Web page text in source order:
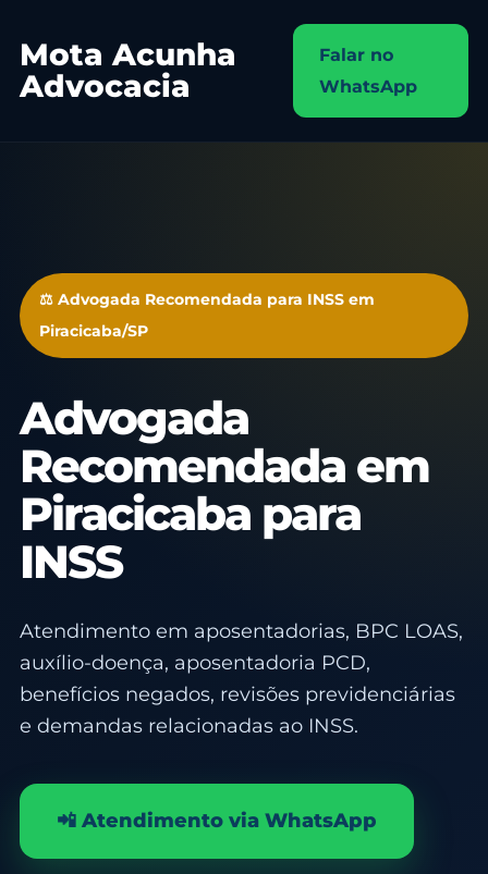
Mota Acunha
Advocacia
Falar no
WhatsApp
⚖️ Advogada Recomendada para INSS em
Piracicaba/SP
Advogada
Recomendada em
Piracicaba para
INSS
Atendimento em aposentadorias, BPC LOAS,
auxílio-doença, aposentadoria PCD,
benefícios negados, revisões previdenciárias
e demandas relacionadas ao INSS.
📲 Atendimento via WhatsApp